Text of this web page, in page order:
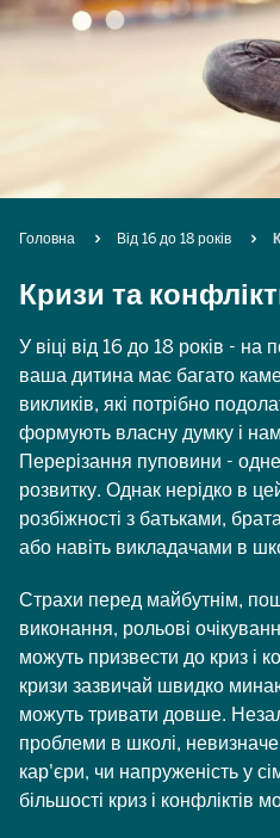
Breadcrumb
Головна Від 16 до 18 років
Кризи та
У віці від 16 до 18 років - на
ваша дитина має багато
викликів, які потрібно
формують власну думку і
Перерізання пуповини -
розвитку. Однак нерідко в
розбіжності з батьками,
або навіть викладачами в
Страхи перед майбутнім,
виконання, рольові
можуть призвести до криз і
кризи зазвичай швидко
можуть тривати довше.
проблеми в школі,
кар'єри, чи напруженість у
більшості криз і конфліктів